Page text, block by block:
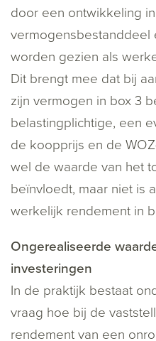
door een ontwikkeling
vermogensbestanddeel
worden gezien als
Dit brengt mee dat bij
zijn vermogen in box 3
belastingplichtige, een
de koopprijs en de
wel de waarde van het
beïnvloedt, maar niet is
werkelijk rendement in
Ongerealiseerde
investeringen
In de praktijk bestaat
vraag hoe bij de
rendement van een